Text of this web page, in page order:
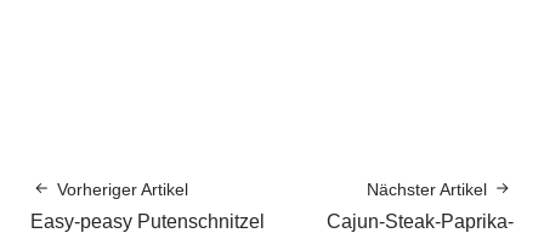
Vorheriger Artikel
Easy-peasy Putenschnitzel
Nächster Artikel
Cajun-Steak-Paprika-